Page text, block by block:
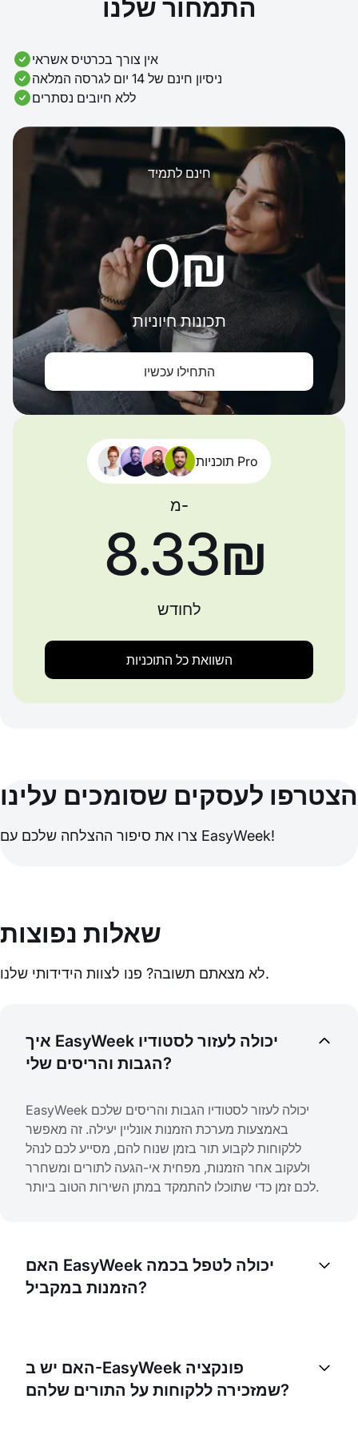
התמחור שלנו
אין צורך בכרטיס אשראי
ניסיון חינם של 14 יום לגרסה המלאה
ללא חיובים נסתרים
חינם לתמיד
‏0 ‏₪
תכונות חיוניות
התחילו עכשיו
תוכניות Pro
מ-
‏8.33 ‏₪
לחודש
השוואת כל התוכניות
הצטרפו לעסקים שסומכים עלינו
צרו את סיפור ההצלחה שלכם עם EasyWeek!
שאלות נפוצות
לא מצאתם תשובה? פנו לצוות הידידותי שלנו.
איך EasyWeek יכולה לעזור לסטודיו
הגבות והריסים שלי?
EasyWeek יכולה לעזור לסטודיו הגבות והריסים שלכם
באמצעות מערכת הזמנות אונליין יעילה. זה מאפשר
ללקוחות לקבוע תור בזמן שנוח להם, מסייע לכם לנהל
ולעקוב אחר הזמנות, מפחית אי-הגעה לתורים ומשחרר
לכם זמן כדי שתוכלו להתמקד במתן השירות הטוב ביותר.
האם EasyWeek יכולה לטפל בכמה
הזמנות במקביל?
כמו שלכם. בנוסף, ניתן להגדיר את מספר ההזמנות
המקסימלי שניתן לבצע בו-זמנית.
האם יש ב-EasyWeek פונקציה
שמזכירה ללקוחות על התורים שלהם?